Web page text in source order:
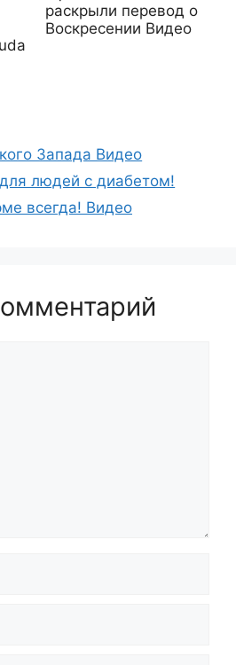
раскрыли перевод о
Воскресении Видео
Запада Видео
людей с диабетом!
всегда! Видео